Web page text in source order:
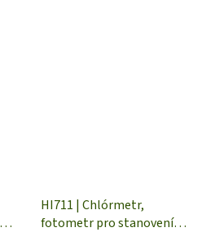
HI711 | Chlórmetr,
fotometr pro stanovení